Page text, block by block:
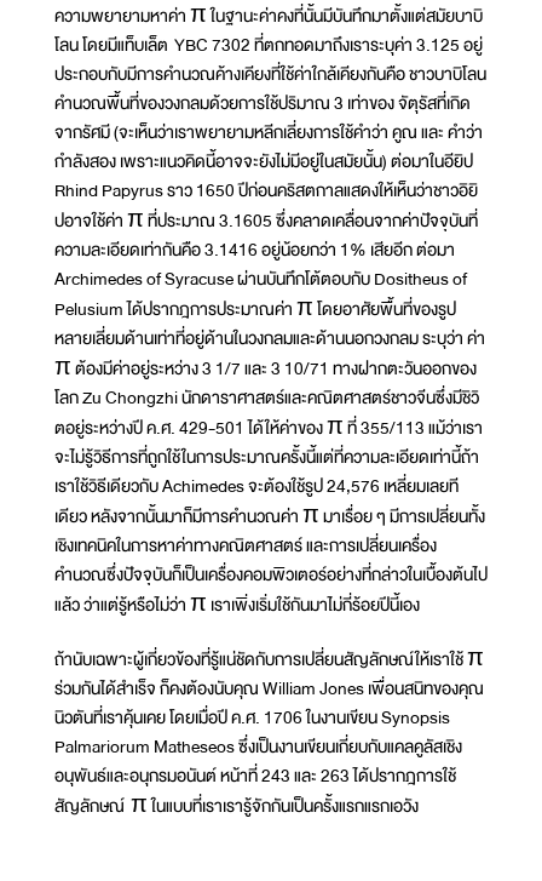
ความพยายามหาค่า π ในฐานะค่าคงที่นั้นมีบันทึกมาตั้งแต่สมัยบาบิ
โลน โดยมีแท็บเล็ต YBC 7302 ที่ตกทอดมาถึงเราระบุค่า 3.125 อยู่
ประกอบกับมีการคำนวณค้างเคียงที่ใช้ค่าใกล้เคียงกันคือ ชาวบาบิโลน
คำนวณพื้นที่ของวงกลมด้วยการใช้ปริมาณ 3 เท่าของ จัตุรัสที่เกิด
จากรัศมี (จะเห็นว่าเราพยายามหลีกเลี่ยงการใช้คำว่า คูณ และ คำว่า
กำลังสอง เพราะแนวคิดนี้อาจจะยังไม่มีอยู่ในสมัยนั้น) ต่อมาในอียิป
Rhind Papyrus ราว 1650 ปีก่อนคริสตกาลแสดงให้เห็นว่าชาวอิยิ
ปอาจใช้ค่า π ที่ประมาณ 3.1605 ซึ่งคลาดเคลื่อนจากค่าปัจจุบันที่
ความละเอียดเท่ากันคือ 3.1416 อยู่น้อยกว่า 1% เสียอีก ต่อมา
Archimedes of Syracuse ผ่านบันทึกโต้ตอบกับ Dositheus of
Pelusium ได้ปรากฎการประมาณค่า π โดยอาศัยพื้นที่ของรูป
หลายเลี่ยมด้านเท่าที่อยู่ด้านในวงกลมและด้านนอกวงกลม ระบุว่า ค่า
π ต้องมีค่าอยู่ระหว่าง 3 1/7 และ 3 10/71 ทางฝากตะวันออกของ
โลก Zu Chongzhi นักดาราศาสตร์และคณิตศาสตร์ชาวจีนซึ่งมีชิวิ
ตอยู่ระหว่างปี ค.ศ. 429-501 ได้ให้ค่าของ π ที่ 355/113 แม้ว่าเรา
จะไม่รู้วิธีการที่ถูกใช้ในการประมาณครั้งนี้แต่ที่ความละเอียดเท่านี้ถ้า
เราใช้วิธีเดียวกับ Achimedes จะต้องใช้รูป 24,576 เหลี่ยมเลยที
เดียว หลังจากนั้นมาก็มีการคำนวณค่า π มาเรื่อย ๆ มีการเปลี่ยนทั้ง
เชิงเทคนิคในการหาค่าทางคณิตศาสตร์ และการเปลี่ยนเครื่อง
คำนวณซึ่งปัจจุบันก็เป็นเครื่องคอมพิวเตอร์อย่างที่กล่าวในเบื้องต้นไป
แล้ว ว่าแต่รู้หรือไม่ว่า π เราเพิ่งเริ่มใช้กันมาไม่กี่ร้อยปีนี้เอง
ถ้านับเฉพาะผู้เกี่ยวข้องที่รู้แน่ชัดกับการเปลี่ยนสัญลักษณ์ให้เราใช้ π
ร่วมกันได้สำเร็จ ก็คงต้องนับคุณ William Jones เพื่อนสนิทของคุณ
นิวตันที่เราคุ้นเคย โดยเมื่อปี ค.ศ. 1706 ในงานเขียน Synopsis
Palmariorum Matheseos ซึ่งเป็นงานเขียนเกี่ยบกับแคลคูลัสเชิง
อนุพันธ์และอนุกรมอนันต์ หน้าที่ 243 และ 263 ได้ปรากฎการใช้
สัญลักษณ์ π ในแบบที่เราเรารู้จักกันเป็นครั้งแรกแรกเอวัง